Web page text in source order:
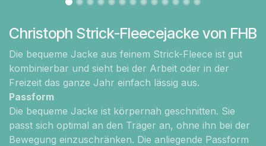
Christoph Strick-Fleecejacke von FHB
Die bequeme Jacke aus feinem Strick-Fleece ist gut
kombinierbar und sieht bei der Arbeit oder in der
Freizeit das ganze Jahr einfach lässig aus.
Passform
Die bequeme Jacke ist körpernah geschnitten. Sie
passt sich optimal an den Träger an, ohne ihn bei der
Bewegung einzuschränken. Die anliegende Passform